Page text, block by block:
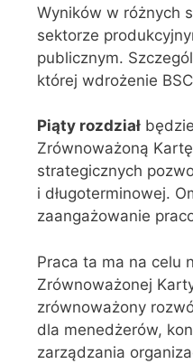
Wyników w różnych
sektorze
publicznym.
której wdrożenie
Piąty rozdział
Zrównoważoną
strategicznych
i długoterminowej.
zaangażowanie
Praca ta ma na celu
Zrównoważonej
zrównoważony
dla menedżerów,
zarządzania